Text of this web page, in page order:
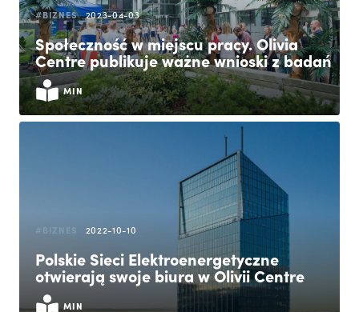
#BIZNES 2023-04-03
Społeczność w miejscu pracy. Olivia
Centre publikuje ważne wnioski z badań
MIN
#BIZNES 2022-10-10
Polskie Sieci Elektroenergetyczne
otwierają swoje biura w Olivii Centre
MIN